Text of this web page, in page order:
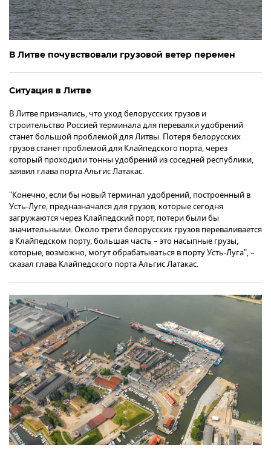
В Литве почувствовали грузовой ветер перемен
Ситуация в Литве
В Литве признались, что уход белорусских грузов и
строительство Россией терминала для перевалки удобрений
станет большой проблемой для Литвы. Потеря белорусских
грузов станет проблемой для Клайпедского порта, через
который проходили тонны удобрений из соседней республики,
заявил глава порта Альгис Латакас.
"Конечно, если бы новый терминал удобрений, построенный в
Усть-Луге, предназначался для грузов, которые сегодня
загружаются через Клайпедский порт, потери были бы
значительными. Около трети белорусских грузов переваливается
в Клайпедском порту, большая часть – это насыпные грузы,
которые, возможно, могут обрабатываться в порту Усть-Луга", –
сказал глава Клайпедского порта Альгис Латакас.